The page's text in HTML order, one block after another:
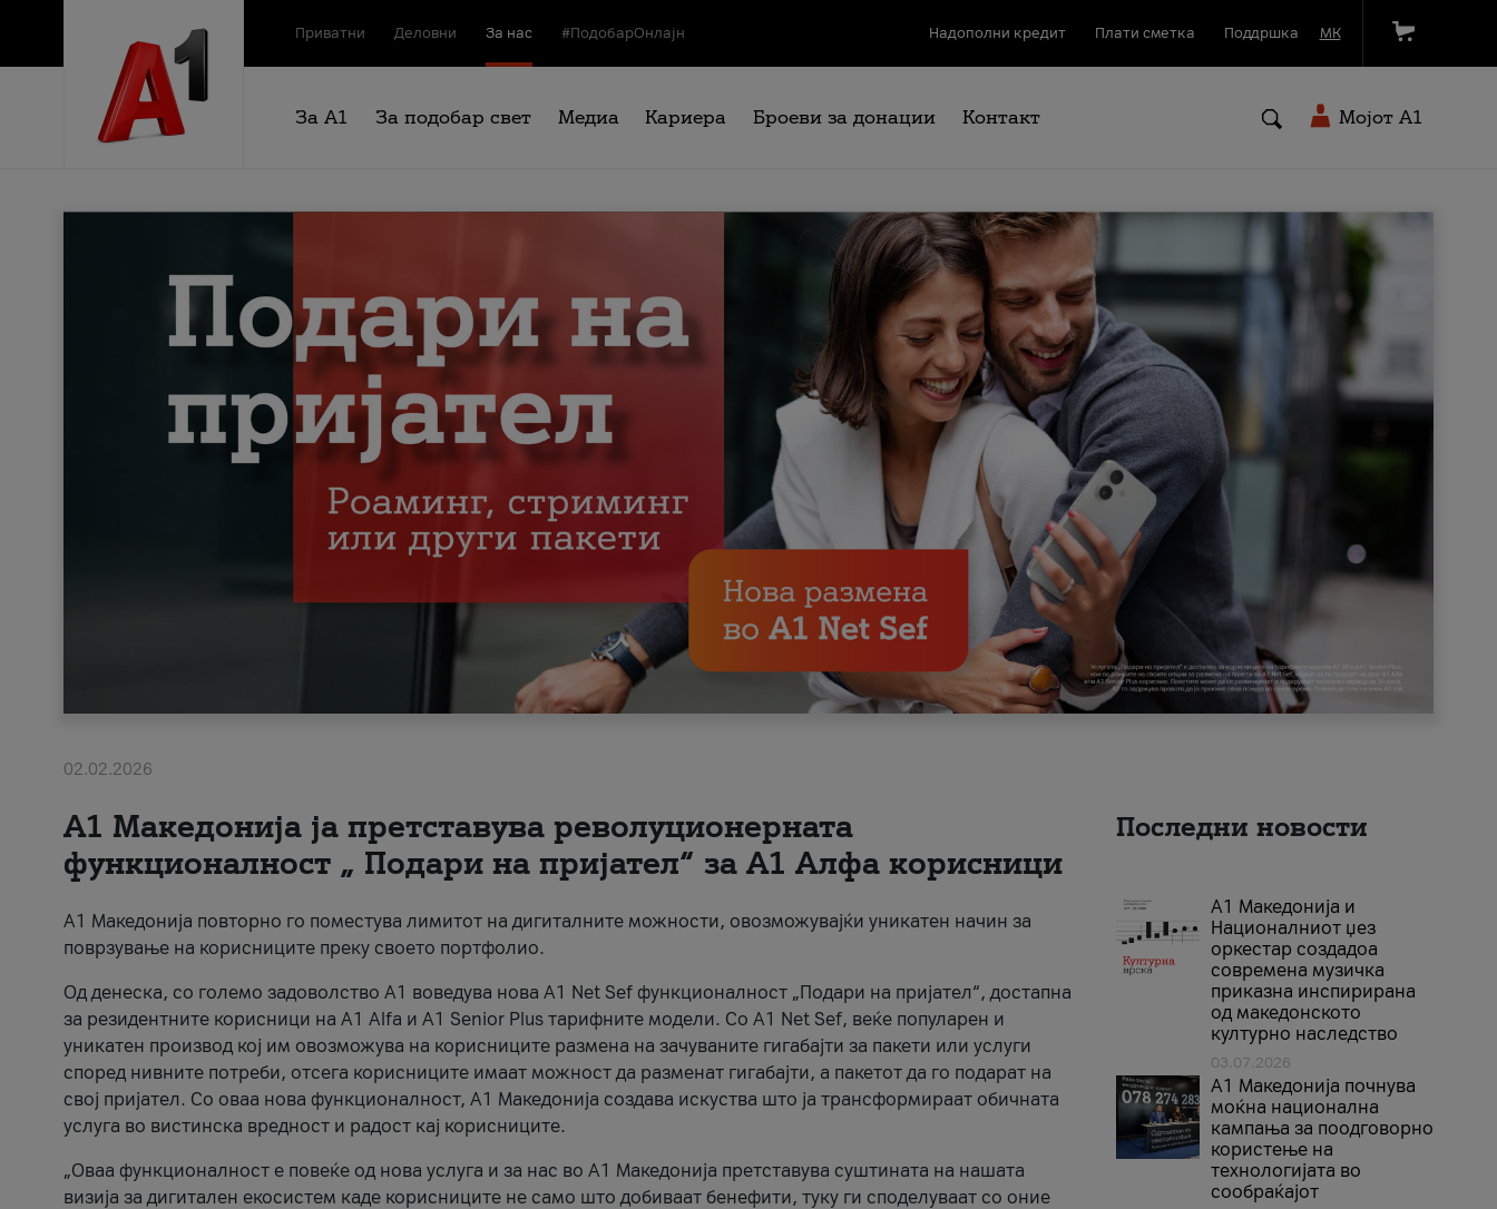
Приватни Деловни За нас #ПодобарОнлајн Надополни кредит Плати сметка Поддршка МК
За А1 За подобар свет Медиа Кариера Броеви за донации Контакт Мојот A1
02.02.2026
А1 Македонија ја претставува револуционерната
функционалност „ Подари на пријател“ за А1 Алфа корисници
А1 Македонија повторно го поместува лимитот на дигиталните можности, овозможувајќи уникатен начин за
поврзување на корисниците преку своето портфолио.
Од денеска, со големо задоволство А1 воведува нова A1 Net Sef функционалност „Подари на пријател“, достапна
за резидентните корисници на А1 Alfa и A1 Senior Plus тарифните модели. Со A1 Net Sef, веќе популарен и
уникатен производ кој им овозможува на корисниците размена на зачуваните гигабајти за пакети или услуги
според нивните потреби, отсега корисниците имаат можност да разменат гигабајти, а пакетот да го подарат на
свој пријател. Со оваа нова функционалност, А1 Македонија создава искуства што ја трансформираат обичната
услуга во вистинска вредност и радост кај корисниците.
„Оваа функционалност е повеќе од нова услуга и за нас во А1 Македонија претставува суштината на нашата
визија за дигитален екосистем каде корисниците не само што добиваат бенефити, туку ги споделуваат со оние
Последни новости
А1 Македонија и
Националниот џез
оркестар создадоа
современа музичка
приказна инспирирана
од македонското
културно наследство
03.07.2026
A1 Македонија почнува
моќна национална
кампања за поодговорно
користење на
технологијата во
сообраќајот